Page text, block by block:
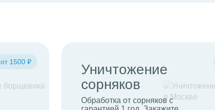
от 1500 ₽
Уничтожение
сорняков
Обработка от сорняков с